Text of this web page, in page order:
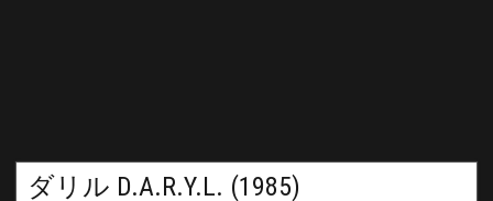
ダリル D.A.R.Y.L. (1985)